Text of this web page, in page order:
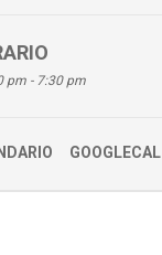
pm - 7:30 pm
GOOGLECAL